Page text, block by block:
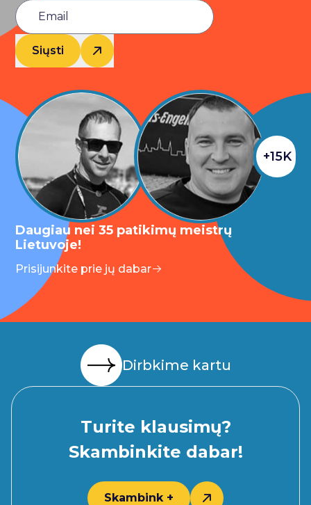
Siųsti
+15K
Daugiau nei 35 patikimų meistrų
Lietuvoje!
Prisijunkite prie jų dabar
Dirbkime kartu
Turite klausimų?
Skambinkite dabar!
Skambink +